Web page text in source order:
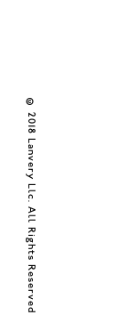
© 2018 Lanvery Llc. All Rights Reserved